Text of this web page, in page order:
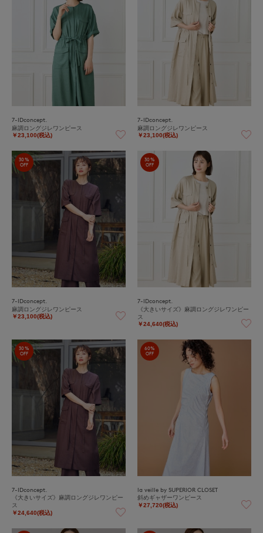
7-IDconcept.
麻調ロングジレワンピース
￥23,100(税込)
7-IDconcept.
麻調ロングジレワンピース
￥23,100(税込)
30%
OFF
7-IDconcept.
麻調ロングジレワンピース
￥23,100(税込)
30%
OFF
7-IDconcept.
《大きいサイズ》麻調ロングジレワンピー
ス
￥24,640(税込)
30%
OFF
7-IDconcept.
《大きいサイズ》麻調ロングジレワンピー
ス
￥24,640(税込)
60%
OFF
la veille by SUPERIOR CLOSET
斜めギャザーワンピース
￥27,720(税込)